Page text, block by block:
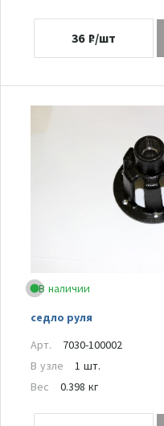
36 ₽/шт
В наличии
седло руля
Арт.
7030-100002
В узле
1 шт.
Вес
0.398 кг